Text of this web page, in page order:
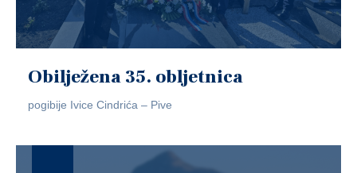
Obilježena 35. obljetnica
pogibije Ivice Cindrića – Pive